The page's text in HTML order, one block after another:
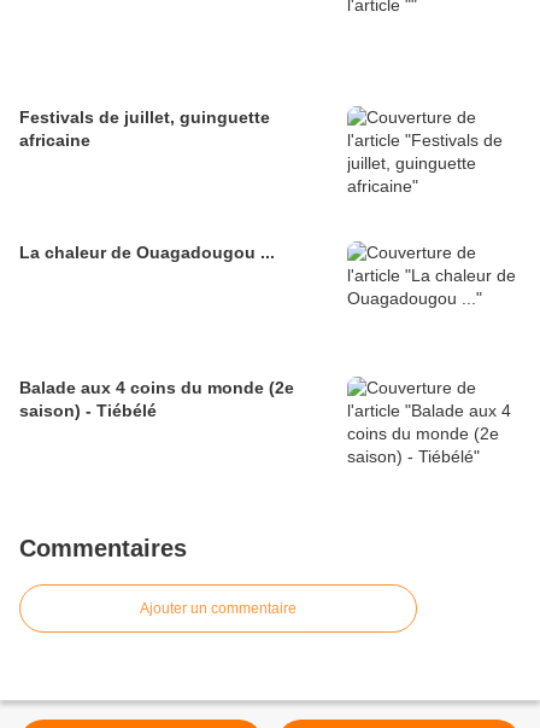
Festivals de juillet, guinguette
africaine
La chaleur de Ouagadougou ...
Balade aux 4 coins du monde (2e
saison) - Tiébélé
Commentaires
Ajouter un commentaire